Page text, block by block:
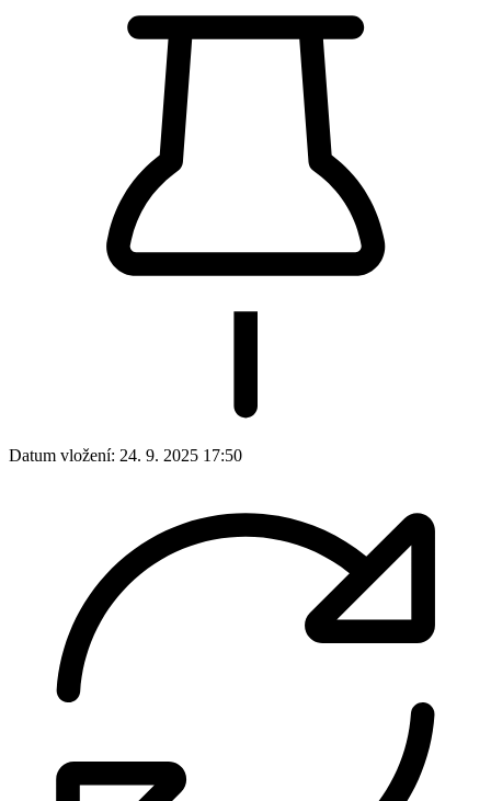
Datum vložení: 24. 9. 2025 17:50